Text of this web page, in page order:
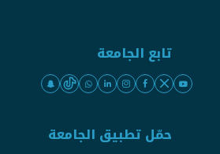
تابع الجامعة
حمّل تطبيق الجامعة